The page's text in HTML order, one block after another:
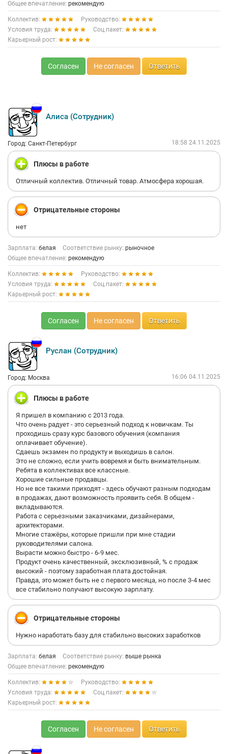
Общее впечатление: рекомендую
Коллектив:
Руководство:
Условия труда:
Соц.пакет:
Карьерный рост:
Согласен Не согласен Ответить
Алиса (Сотрудник)
Город: Санкт-Петербург 18:58 24.11.2025
Плюсы в работе
Отличный коллектив. Отличный товар. Атмосфера хорошая.
Отрицательные стороны
нет
Зарплата: белая Соответствие рынку: рыночное
Общее впечатление: рекомендую
Коллектив:
Руководство:
Условия труда:
Соц.пакет:
Карьерный рост:
Согласен Не согласен Ответить
Руслан (Сотрудник)
Город: Москва 16:06 04.11.2025
Плюсы в работе
Я пришел в компанию с 2013 года.
Что очень радует - это серьезный подход к новичкам. Ты
проходишь сразу курс базового обучения (компания
оплачивает обучение).
Сдаешь экзамен по продукту и выходишь в салон.
Это не сложно, если учить вовремя и быть внимательным.
Ребята в коллективах все классные.
Хорошие сильные продавцы.
Но не все такими приходят - здесь обучают разным подходам
в продажах, дают возможность проявить себя. В общем -
вкладываются.
Работа с серьезными заказчиками, дизайнерами,
архитекторами.
Многие стажёры, которые пришли при мне стадии
руководителями салона.
Вырасти можно быстро - 6-9 мес.
Продукт очень качественный, эксклюзивный, % с продаж
высокий - поэтому заработная плата достойная.
Правда, это может быть не с первого месяца, но после 3-4 мес
все стабильно получают высокую зарплату.
Отрицательные стороны
Нужно наработать базу для стабильно высоких заработков
Зарплата: белая Соответствие рынку: выше рынка
Общее впечатление: рекомендую
Коллектив:
Руководство:
Условия труда:
Соц.пакет:
Карьерный рост:
Согласен Не согласен Ответить